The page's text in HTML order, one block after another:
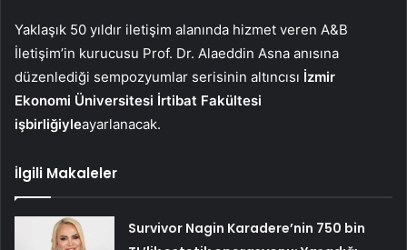
Yaklaşık 50 yıldır iletişim alanında hizmet veren A&B
İletişim’in kurucusu Prof. Dr. Alaeddin Asna anısına
düzenlediği sempozyumlar serisinin altıncısı İzmir
Ekonomi Üniversitesi İrtibat Fakültesi
işbirliğiyleayarlanacak.
İlgili Makaleler
Survivor Nagin Karadere’nin 750 bin